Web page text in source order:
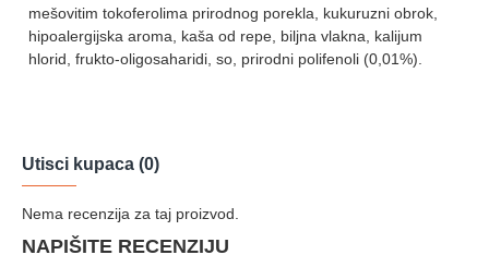
mešovitim tokoferolima prirodnog porekla, kukuruzni obrok,
hipoalergijska aroma, kaša od repe, biljna vlakna, kalijum
hlorid, frukto-oligosaharidi, so, prirodni polifenoli (0,01%).
Utisci kupaca (0)
Nema recenzija za taj proizvod.
NAPIŠITE RECENZIJU